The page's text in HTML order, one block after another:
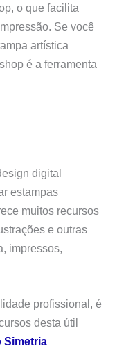
o que facilita
Se você
artística
é a ferramenta
digital
estampas
muitos recursos
e outras
impressos,
profissional, é
desta útil
Simetria